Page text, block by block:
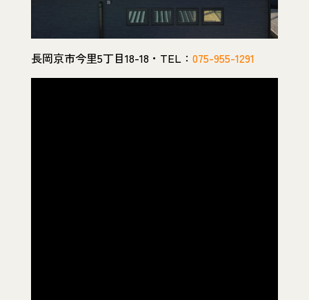
長岡京市今里5丁目18-18・TEL： 075-955-1291